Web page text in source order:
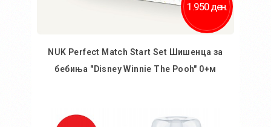
1.950 ден.
NUK Perfect Match Start Set Шишенца за
бебиња "Disney Winnie The Pooh" 0+м